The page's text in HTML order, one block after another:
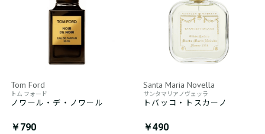
Tom Ford
トム フォード
ノワール・デ・ノワール
￥790
Santa Maria Novella
サンタマリアノヴェッラ
トバッコ・トスカーノ
￥490